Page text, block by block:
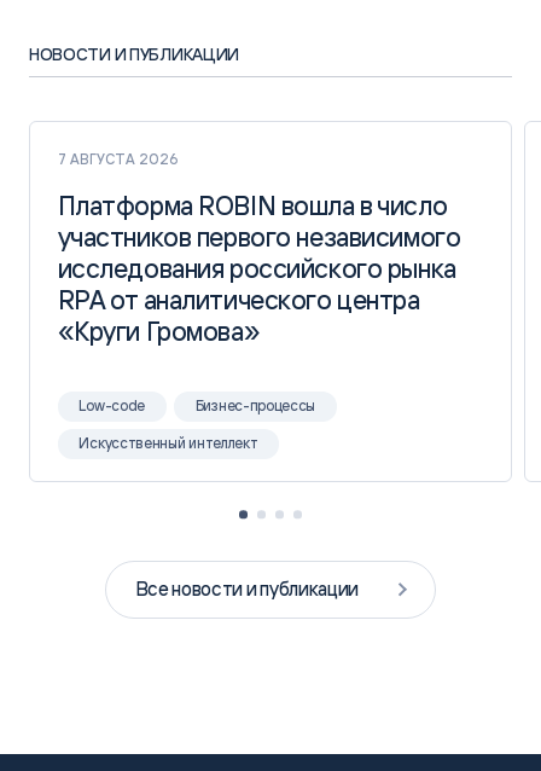
НОВОСТИ И ПУБЛИКАЦИИ
7 АВГУСТА 2026
Платформа ROBIN вошла в число
участников первого независимого
исследования российского рынка
RPA от аналитического центра
«Круги Громова»
Платформа ROBIN вошла в число
участников первого независимого
исследования российского рынка
RPA от аналитического центра
«Круги Громова»
Low-code Бизнес-процессы
Искусственный интеллект
Все новости и публикации